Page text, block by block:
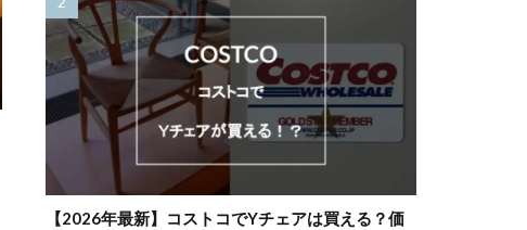
【2026年最新】コストコでYチェアは買える？価